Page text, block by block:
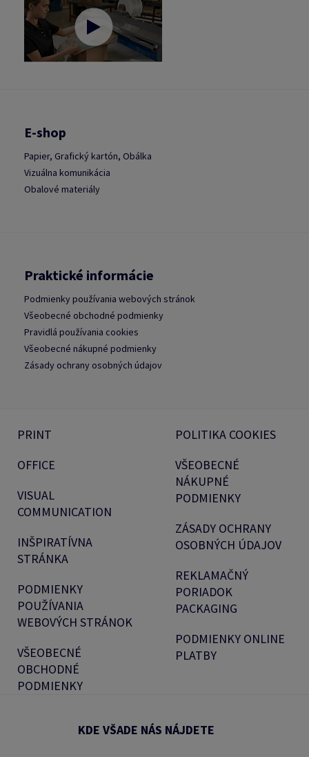
E-shop
Papier, Grafický kartón, Obálka
Vizuálna komunikácia
Obalové materiály
Praktické informácie
Podmienky používania webových stránok
Všeobecné obchodné podmienky
Pravidlá používania cookies
Všeobecné nákupné podmienky
Zásady ochrany osobných údajov
PRINT
OFFICE
VISUAL
COMMUNICATION
INŠPIRATÍVNA
STRÁNKA
PODMIENKY
POUŽÍVANIA
WEBOVÝCH STRÁNOK
VŠEOBECNÉ
OBCHODNÉ
PODMIENKY
POLITIKA COOKIES
VŠEOBECNÉ
NÁKUPNÉ
PODMIENKY
ZÁSADY OCHRANY
OSOBNÝCH ÚDAJOV
REKLAMAČNÝ
PORIADOK
PACKAGING
PODMIENKY ONLINE
PLATBY
KDE VŠADE NÁS NÁJDETE